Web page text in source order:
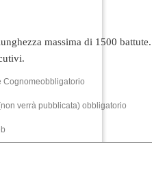
massima di 1500 battute.
Cognomeobbligatorio
verrà pubblicata) obbligatorio